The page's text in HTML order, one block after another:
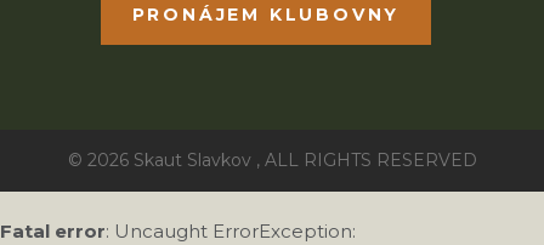
PRONÁJEM KLUBOVNY
© 2026 Skaut Slavkov , ALL RIGHTS RESERVED
Fatal error: Uncaught ErrorException: